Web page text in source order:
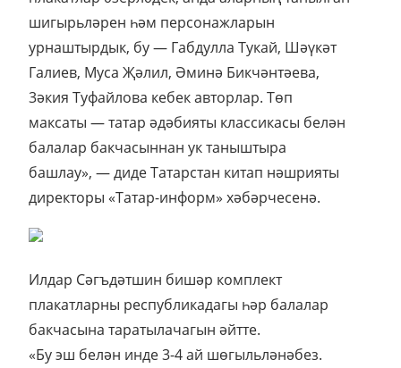
шигырьләрен һәм персонажларын
урнаштырдык, бу — Габдулла Тукай, Шәүкәт
Галиев, Муса Җәлил, Әминә Бикчәнтәева,
3әкия Туфайлова кебек авторлар. Төп
максаты — татар әдәбияты классикасы белән
балалар бакчасыннан ук таныштыра
башлау», — диде Татарстан китап нәшрияты
директоры «Татар-информ» хәбәрчесенә.
Илдар Сәгъдәтшин бишәр комплект
плакатларны республикадагы һәр балалар
бакчасына таратылачагын әйтте.
«Бу эш белән инде 3-4 ай шөгыльләнәбез.